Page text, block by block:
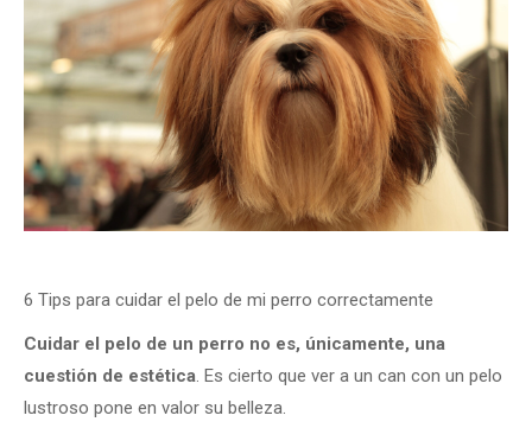
6 Tips para cuidar el pelo de mi perro correctamente
Cuidar el pelo de un perro no es, únicamente, una
cuestión de estética. Es cierto que ver a un can con un pelo
lustroso pone en valor su belleza.